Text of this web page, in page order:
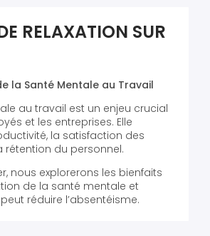
RELAXATION SUR
la Santé Mentale au Travail
au travail est un enjeu crucial
et les entreprises. Elle
la satisfaction des
rétention du personnel.
nous explorerons les bienfaits
de la santé mentale et
réduire l’absentéisme.